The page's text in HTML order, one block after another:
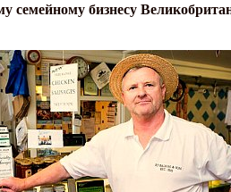
семейному бизнесу